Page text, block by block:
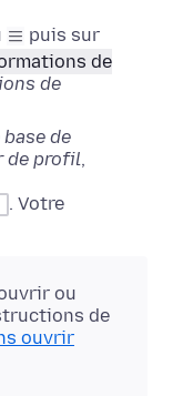
puis sur
de
de
base de
de profil,
. Votre
ou
de
ouvrir